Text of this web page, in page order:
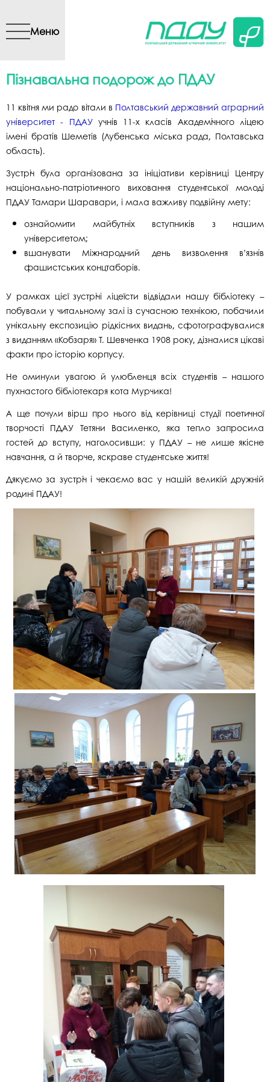
вмісту
Меню
Пізнавальна подорож до ПДАУ
11 квітня ми радо вітали в Полтавський державний аграрний
університет - ПДАУучнів 11-х класів Академічного ліцею
імені братів Шеметів (Лубенська міська рада, Полтавська
область).
Зустріч була організована за ініціативи керівниці Центру
національно-патріотичного виховання студентської молоді
ПДАУ Тамари Шаравари, і мала важливу подвійну мету:
ознайомити майбутніх вступників з нашим
університетом;
вшанувати Міжнародний день визволення в’язнів
фашистських концтаборів.
У рамках цієї зустрічі ліцеїсти відвідали нашу бібліотеку –
побували у читальному залі із сучасною технікою, побачили
унікальну експозицію рідкісних видань, сфотографувалися
з виданням «Кобзаря» Т. Шевченка 1908 року, дізналися цікаві
факти про історію корпусу.
Не оминули увагою й улюбленця всіх студентів – нашого
пухнастого бібліотекаря кота Мурчика!
А ще почули вірш про нього від керівниці студії поетичної
творчості ПДАУ Тетяни Василенко, яка тепло запросила
гостей до вступу, наголосивши: у ПДАУ – не лише якісне
навчання, а й творче, яскраве студентське життя!
Дякуємо за зустріч і чекаємо вас у нашій великій дружній
родині ПДАУ!